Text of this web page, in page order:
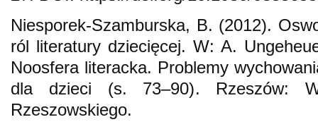
Niesporek-Szamburska, B. (2012).
ról literatury dziecięcej. W: A.
Noosfera literacka. Problemy
dla dzieci (s. 73–90). Rzeszów:
Rzeszowskiego.